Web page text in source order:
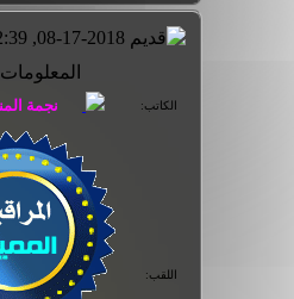
المعلومات
الكاتب:
اللقب: